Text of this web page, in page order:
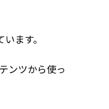
ます。
ンツから使っ